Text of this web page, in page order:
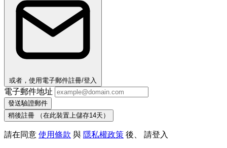
或者，使用電子郵件註冊/登入
電子郵件地址
發送驗證郵件
稍後註冊
（在此裝置上儲存14天）
請在同意 使用條款 與 隱私權政策 後、 請登入